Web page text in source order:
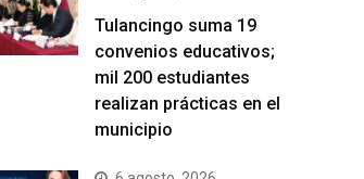
Tulancingo suma 19
convenios educativos;
mil 200 estudiantes
realizan prácticas en el
municipio